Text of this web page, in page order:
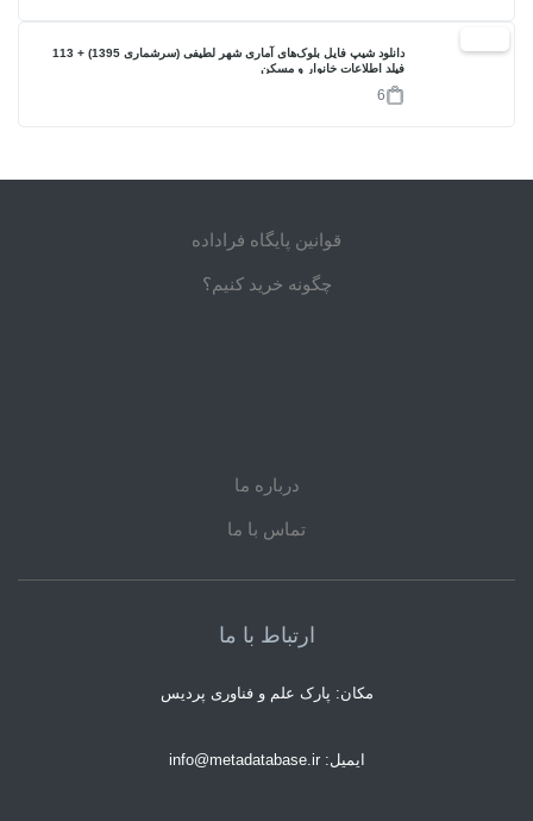
دانلود شیپ فایل بلوک‌های آماری شهر لطیفی (سرشماری 1395) + 113
فیلد اطلاعات خانوار و مسکن
6
قوانین پایگاه فراداده
چگونه خرید کنیم؟
درباره ما
تماس با ما
ارتباط با ما
مکان: پارک علم و فناوری پردیس
ایمیل: info@metadatabase.ir